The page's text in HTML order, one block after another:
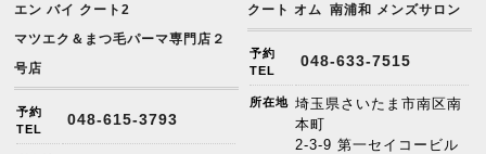
エン バイ クート2
マツエク＆まつ毛パーマ専門店２
号店
予約
TEL
048-615-3793
クート オム 南浦和 メンズサロン
予約
TEL
048-633-7515
所在地 埼玉県さいたま市南区南
本町
2-3-9 第一セイコービル